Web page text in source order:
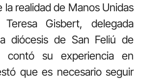
la realidad de Manos Unidas
Gisbert, delegada
diócesis de San Feliú de
contó su experiencia en
que es necesario seguir